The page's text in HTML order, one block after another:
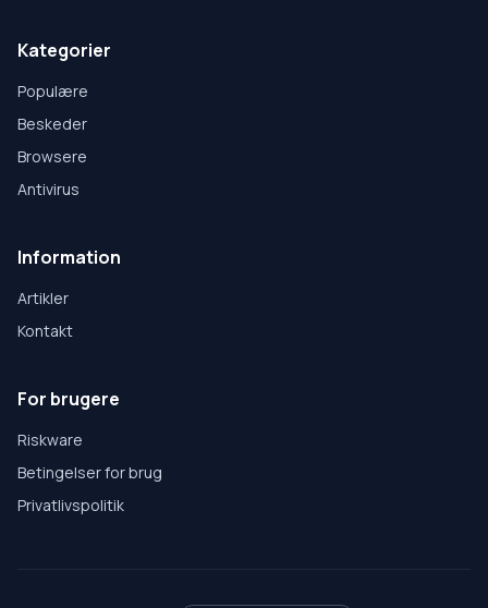
Kategorier
Populære
Beskeder
Browsere
Antivirus
Information
Artikler
Kontakt
For brugere
Riskware
Betingelser for brug
Privatlivspolitik